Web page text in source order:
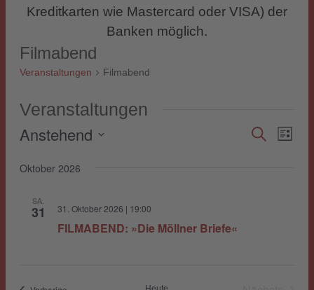
Kreditkarten wie Mastercard oder VISA) der
Banken möglich.
Filmabend
Veranstaltungen Filmabend
Veranstaltungen
Suche
Liste
Anstehend
wählen.
Oktober 2026
SA.
31
FILMABEND: »Die Möllner Briefe«
31. Oktober 2026 | 19:00
Heute